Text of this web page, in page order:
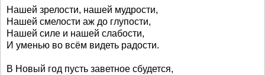
Нашей зрелости, нашей мудрости,
Нашей смелости аж до глупости,
Нашей силе и нашей слабости,
И уменью во всём видеть радости.
В Новый год пусть заветное сбудется,